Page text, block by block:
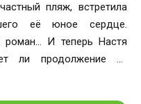
пляж, встретила
её юное сердце.
роман… И теперь Настя
ли продолжение их
планы на жизнь…